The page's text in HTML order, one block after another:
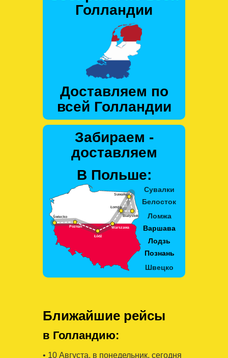
Голландии
Доставляем по
всей Голландии
Забираем -
доставляем
В Польше:
Ближайшие рейсы
в Голландию:
• 10 Августa, в понедельник, сегодня